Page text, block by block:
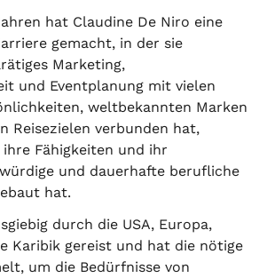
hat Claudine De Niro eine
gemacht, in der sie
Marketing,
und Eventplanung mit vielen
weltbekannten Marken
Reisezielen verbunden hat,
Fähigkeiten und ihr
und dauerhafte berufliche
hat.
durch die USA, Europa,
Karibik gereist und hat die nötige
um die Bedürfnisse von